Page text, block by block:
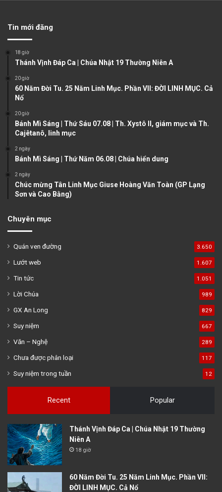
u
g
Tin mới đăng
18 giờ
Thánh Vịnh Đáp Ca | Chúa Nhật 19 Thường Niên A
20 giờ
60 Năm Đời Tu. 25 Năm Linh Mục. Phần VII: ĐỜI LINH MỤC. Cả
Nổ
20 giờ
Bánh Mì Sáng | Thứ Sáu 07.08 | Th. Xystô II, giám mục và Th.
Cajêtanô, linh mục
2 ngày
Bánh Mì Sáng | Thứ Năm 06.08 | Chúa hiển dung
2 ngày
Chúc mừng Tân Linh Mục Giuse Hoàng Văn Toàn (GP Lạng
Sơn và Cao Bằng)
Chuyên mục
Quán ven đường 3.650
Lướt web 1.607
Tin tức 1.051
Lời Chúa 989
GX An Long 829
Suy niệm 667
Văn – Nghệ 289
Chưa được phân loại 117
Suy niệm trong tuần 12
Recent Popular
Thánh Vịnh Đáp Ca | Chúa Nhật 19 Thường
Niên A
18 giờ
60 Năm Đời Tu. 25 Năm Linh Mục. Phần VII:
ĐỜI LINH MỤC. Cả Nổ